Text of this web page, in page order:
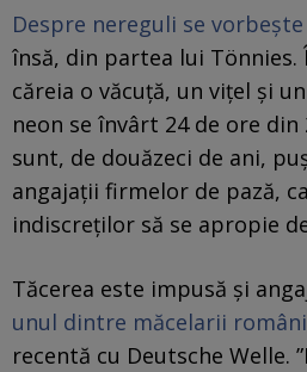
Despre nereguli se
însă, din partea lui Tönnies.
căreia o văcuță, un vițel și
neon se învârt 24 de ore
sunt, de douăzeci de ani,
angajații firmelor de pază,
indiscreților să se apropie
Tăcerea este impusă și
unul dintre măcelarii români
recentă cu Deutsche Welle.